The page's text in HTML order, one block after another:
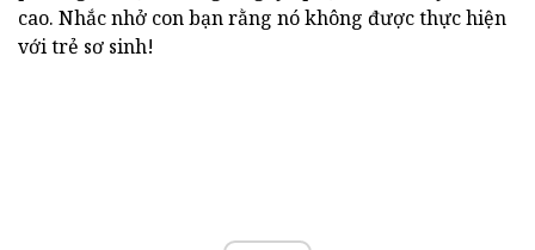
cao. Nhắc nhở con bạn rằng nó không được thực hiện
với trẻ sơ sinh!